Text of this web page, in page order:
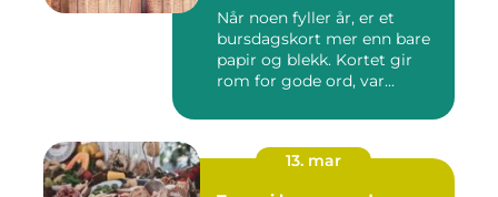
Når noen fyller år, er et
bursdagskort mer enn bare
papir og blekk. Kortet gir
rom for gode ord, var...
13. mar